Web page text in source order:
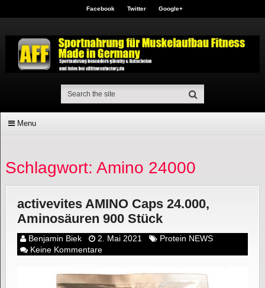
Facebook Twitter Google+
Menu
Schlagwort: Amino 24000
activevites AMINO Caps 24.000,
Aminosäuren 900 Stück
Benjamin Biek 2. Mai 2021
Protein NEWS
Keine Kommentare